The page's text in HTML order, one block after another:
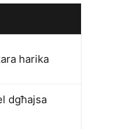
harika
dgħajsa